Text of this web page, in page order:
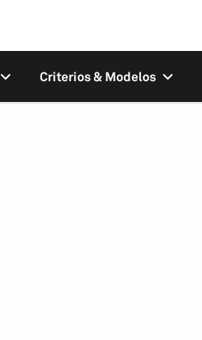
Criterios & Modelos